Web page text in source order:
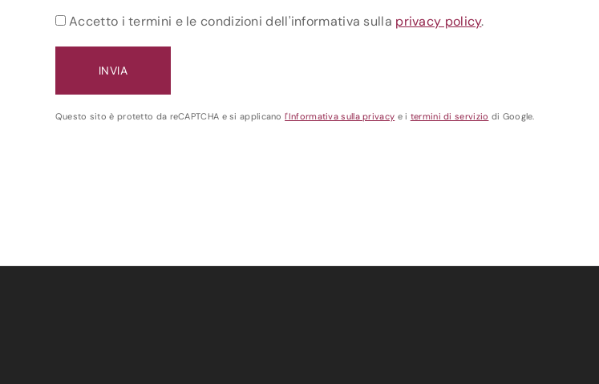
Accetto i termini e le condizioni dell'informativa sulla privacy policy.
Questo sito è protetto da reCAPTCHA e si applicanol'Informativa sulla privacy e i termini di servizio di Google.